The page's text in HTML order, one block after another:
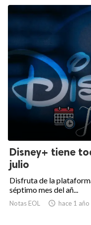
Disney+ tiene
julio
Disfruta de la
séptimo mes del añ...
Notas EOL  hace 1 año